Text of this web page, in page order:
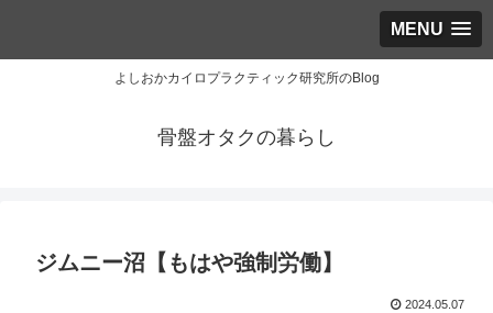
MENU
よしおかカイロプラクティック研究所のBlog
骨盤オタクの暮らし
ジムニー沼【もはや強制労働】
2024.05.07